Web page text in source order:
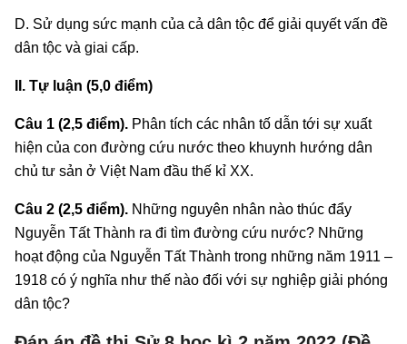
D. Sử dụng sức mạnh của cả dân tộc để giải quyết vấn đề
dân tộc và giai cấp.
II. Tự luận (5,0 điểm)
Câu 1 (2,5 điểm). Phân tích các nhân tố dẫn tới sự xuất
hiện của con đường cứu nước theo khuynh hướng dân
chủ tư sản ở Việt Nam đầu thế kỉ XX.
Câu 2 (2,5 điểm). Những nguyên nhân nào thúc đẩy
Nguyễn Tất Thành ra đi tìm đường cứu nước? Những
hoạt động của Nguyễn Tất Thành trong những năm 1911 –
1918 có ý nghĩa như thế nào đối với sự nghiệp giải phóng
dân tộc?